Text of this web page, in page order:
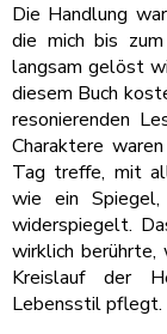
Die Handlung
die mich bis
langsam gelöst
diesem Buch
resonierenden
Charaktere
Tag treffe, mit all
wie ein
widerspiegelt.
wirklich berührte,
Kreislauf der
Lebensstil pflegt.